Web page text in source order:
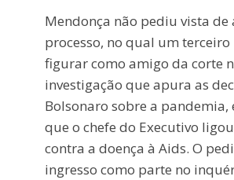
Mendonça não pediu vista de
processo, no qual um terceiro
figurar como amigo da corte
investigação que apura as
Bolsonaro sobre a pandemia,
que o chefe do Executivo
contra a doença à Aids. O
ingresso como parte no